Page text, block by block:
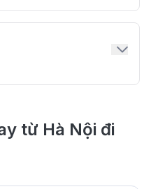
từ Hà Nội đi